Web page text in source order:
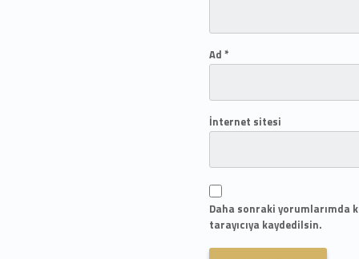
Ad*
İnternet sitesi
Daha sonraki yorumlarımda
tarayıcıya kaydedilsin.